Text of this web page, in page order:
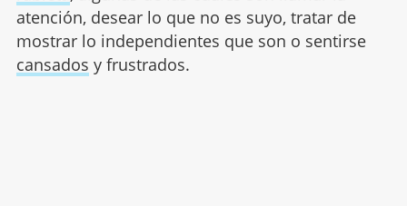
atención, desear lo que no es suyo, tratar de
mostrar lo independientes que son o sentirse
cansados y frustrados.